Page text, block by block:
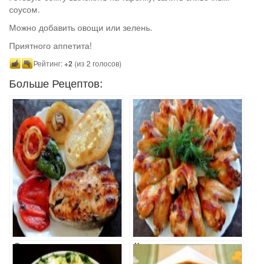
соусом.
Можно добавить овощи или зелень.
Приятного аппетита!
Рейтинг:+2 (из 2 голосов)
Больше Рецептов:
Семга на гриле с
овощами и
Куриные
крылышки в